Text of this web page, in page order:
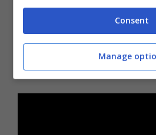
particolarmente la
proprio in questo contesto
Thomas scoppia una
totalmente inaspettata.
Consent
Manage